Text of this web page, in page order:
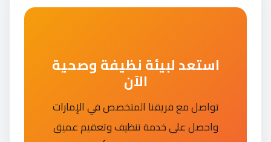
استعد لبيئة نظيفة وصحية
الآن
تواصل مع فريقنا المتخصص في الإمارات
واحصل على خدمة تنظيف وتعقيم عميق